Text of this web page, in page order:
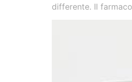
differente. Il